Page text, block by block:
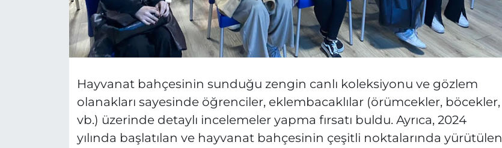
Hayvanat bahçesinin sunduğu zengin canlı koleksiyonu ve gözlem
olanakları sayesinde öğrenciler, eklembacaklılar (örümcekler, böcekler,
vb.) üzerinde detaylı incelemeler yapma fırsatı buldu. Ayrıca, 2024
yılında başlatılan ve hayvanat bahçesinin çeşitli noktalarında yürütülen